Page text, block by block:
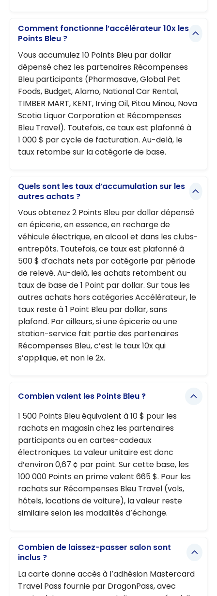
Comment fonctionne l’accélérateur 10x les
Points Bleu ?
Vous accumulez 10 Points Bleu par dollar
dépensé chez les partenaires Récompenses
Bleu participants (Pharmasave, Global Pet
Foods, Budget, Alamo, National Car Rental,
TIMBER MART, KENT, Irving Oil, Pitou Minou, Nova
Scotia Liquor Corporation et Récompenses
Bleu Travel). Toutefois, ce taux est plafonné à
1 000 $ par cycle de facturation. Au-delà, le
taux retombe sur la catégorie de base.
Quels sont les taux d’accumulation sur les
autres achats ?
Vous obtenez 2 Points Bleu par dollar dépensé
en épicerie, en essence, en recharge de
véhicule électrique, en alcool et dans les clubs-
entrepôts. Toutefois, ce taux est plafonné à
500 $ d’achats nets par catégorie par période
de relevé. Au-delà, les achats retombent au
taux de base de 1 Point par dollar. Sur tous les
autres achats hors catégories Accélérateur, le
taux reste à 1 Point Bleu par dollar, sans
plafond. Par ailleurs, si une épicerie ou une
station-service fait partie des partenaires
Récompenses Bleu, c’est le taux 10x qui
s’applique, et non le 2x.
Combien valent les Points Bleu ?
1 500 Points Bleu équivalent à 10 $ pour les
rachats en magasin chez les partenaires
participants ou en cartes-cadeaux
électroniques. La valeur unitaire est donc
d’environ 0,67 ¢ par point. Sur cette base, les
100 000 Points en prime valent 665 $. Pour les
rachats sur Récompenses Bleu Travel (vols,
hôtels, locations de voiture), la valeur reste
similaire selon les modalités d’échange.
Combien de laissez-passer salon sont
inclus ?
La carte donne accès à l’adhésion Mastercard
Travel Pass fournie par DragonPass, avec